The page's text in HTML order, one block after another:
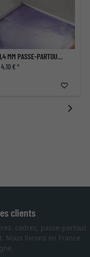
1,4 MM PASSE-PARTOUT STANDARD
€ *
clients
cadres, passe-partout
Nous livrons en France